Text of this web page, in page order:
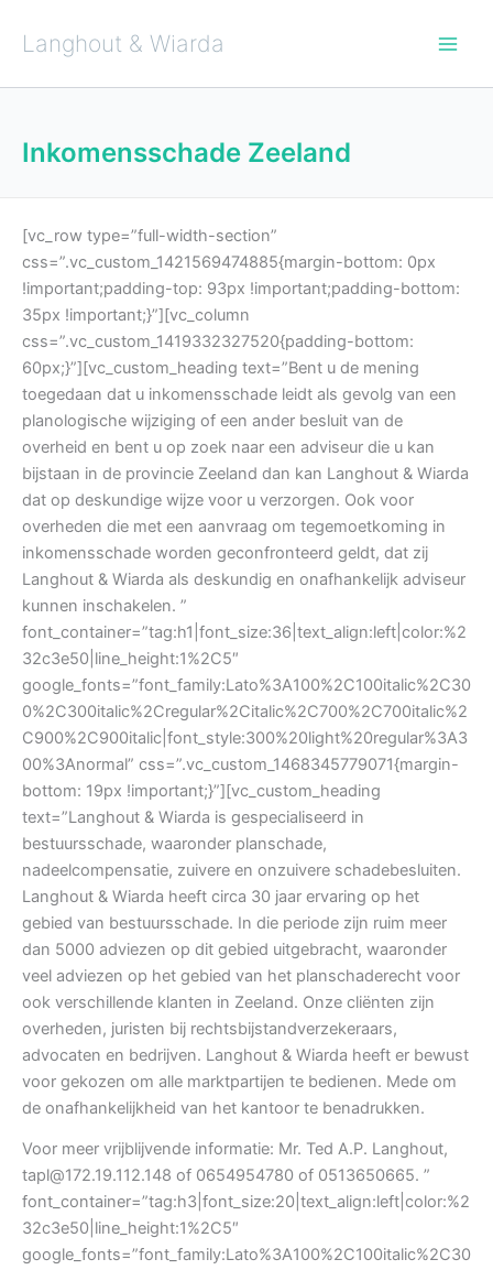
inhoudLanghout & Wiarda
Inkomensschade Zeeland
[vc_row type=”full-width-section”
css=”.vc_custom_1421569474885{margin-bottom: 0px
!important;padding-top: 93px !important;padding-bottom:
35px !important;}”][vc_column
css=”.vc_custom_1419332327520{padding-bottom:
60px;}”][vc_custom_heading text=”Bent u de mening
toegedaan dat u inkomensschade leidt als gevolg van een
planologische wijziging of een ander besluit van de
overheid en bent u op zoek naar een adviseur die u kan
bijstaan in de provincie Zeeland dan kan Langhout & Wiarda
dat op deskundige wijze voor u verzorgen. Ook voor
overheden die met een aanvraag om tegemoetkoming in
inkomensschade worden geconfronteerd geldt, dat zij
Langhout & Wiarda als deskundig en onafhankelijk adviseur
kunnen inschakelen. ”
font_container=”tag:h1|font_size:36|text_align:left|color:%2
32c3e50|line_height:1%2C5″
google_fonts=”font_family:Lato%3A100%2C100italic%2C30
0%2C300italic%2Cregular%2Citalic%2C700%2C700italic%2
C900%2C900italic|font_style:300%20light%20regular%3A3
00%3Anormal” css=”.vc_custom_1468345779071{margin-
bottom: 19px !important;}”][vc_custom_heading
text=”Langhout & Wiarda is gespecialiseerd in
bestuursschade, waaronder planschade,
nadeelcompensatie, zuivere en onzuivere schadebesluiten.
Langhout & Wiarda heeft circa 30 jaar ervaring op het
gebied van bestuursschade. In die periode zijn ruim meer
dan 5000 adviezen op dit gebied uitgebracht, waaronder
veel adviezen op het gebied van het planschaderecht voor
ook verschillende klanten in Zeeland. Onze cliënten zijn
overheden, juristen bij rechtsbijstandverzekeraars,
advocaten en bedrijven. Langhout & Wiarda heeft er bewust
voor gekozen om alle marktpartijen te bedienen. Mede om
de onafhankelijkheid van het kantoor te benadrukken.
Voor meer vrijblijvende informatie: Mr. Ted A.P. Langhout,
tapl@172.19.112.148 of 0654954780 of 0513650665. ”
font_container=”tag:h3|font_size:20|text_align:left|color:%2
32c3e50|line_height:1%2C5″
google_fonts=”font_family:Lato%3A100%2C100italic%2C30